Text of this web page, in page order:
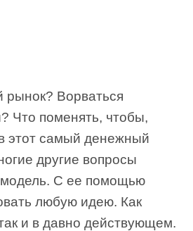
рынок? Ворваться
Что поменять, чтобы,
этот самый денежный
другие вопросы
модель. С ее помощью
любую идею. Как
и в давно действующем.